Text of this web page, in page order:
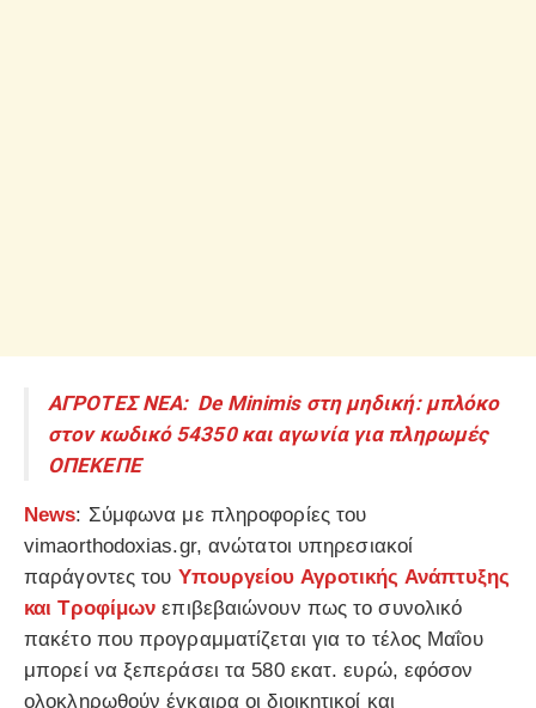
ΑΓΡΟΤΕΣ ΝΕΑ: De Minimis στη μηδική: μπλόκο
στον κωδικό 54350 και αγωνία για πληρωμές
ΟΠΕΚΕΠΕ
News: Σύμφωνα με πληροφορίες του
vimaorthodoxias.gr, ανώτατοι υπηρεσιακοί
παράγοντες του Υπουργείου Αγροτικής Ανάπτυξης
και Τροφίμων επιβεβαιώνουν πως το συνολικό
πακέτο που προγραμματίζεται για το τέλος Μαΐου
μπορεί να ξεπεράσει τα 580 εκατ. ευρώ, εφόσον
ολοκληρωθούν έγκαιρα οι διοικητικοί και